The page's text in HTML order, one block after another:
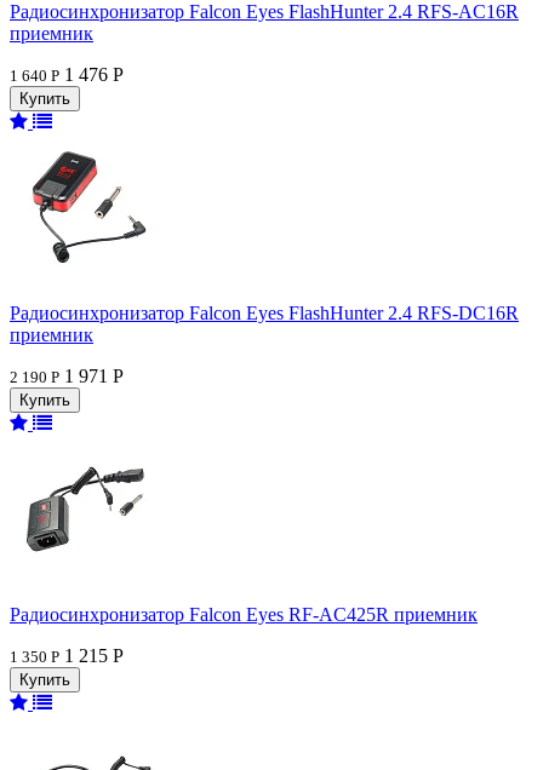
Радиосинхронизатор Falcon Eyes FlashHunter 2.4 RFS-AC16R
приемник
1 640 Р 1 476 Р
Радиосинхронизатор Falcon Eyes FlashHunter 2.4 RFS-DC16R
приемник
2 190 Р 1 971 Р
Радиосинхронизатор Falcon Eyes RF-AC425R приемник
1 350 Р 1 215 Р